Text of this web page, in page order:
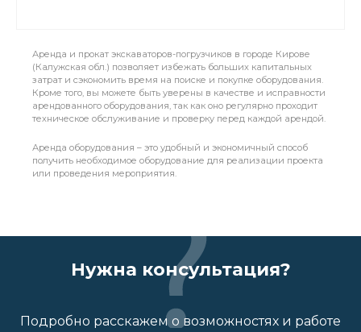
Аренда и прокат экскаваторов-погрузчиков в городе Кирове
(Калужская обл.) позволяет избежать больших капитальных
затрат и сэкономить время на поиске и покупке оборудования.
Кроме того, вы можете быть уверены в качестве и исправности
арендованного оборудования, так как оно регулярно проходит
техническое обслуживание и проверку перед каждой арендой.
Аренда оборудования – это удобный и экономичный способ
получить необходимое оборудование для реализации проекта
или проведения мероприятия.
Нужна консультация?
Подробно расскажем о возможностях и работе